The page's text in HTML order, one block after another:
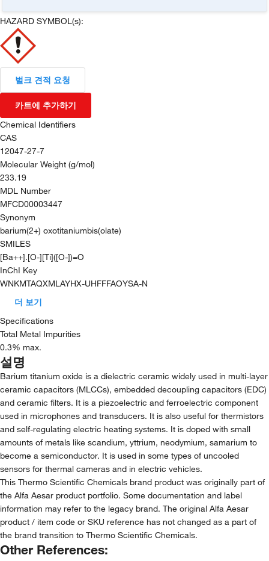
HAZARD SYMBOL(s):
벌크 견적 요청
카트에 추가하기
Chemical Identifiers
CAS
12047-27-7
Molecular Weight (g/mol)
233.19
MDL Number
MFCD00003447
Synonym
barium(2+) oxotitaniumbis(olate)
SMILES
[Ba++].[O-][Ti]([O-])=O
InChI Key
WNKMTAQXMLAYHX-UHFFFAOYSA-N
더 보기
Specifications
Total Metal Impurities
0.3% max.
설명
Barium titanium oxide is a dielectric ceramic widely used in multi-layer
ceramic capacitors (MLCCs), embedded decoupling capacitors (EDC)
and ceramic filters. It is a piezoelectric and ferroelectric component
used in microphones and transducers. It is also useful for thermistors
and self-regulating electric heating systems. It is doped with small
amounts of metals like scandium, yttrium, neodymium, samarium to
become a semiconductor. It is used in some types of uncooled
sensors for thermal cameras and in electric vehicles.
This Thermo Scientific Chemicals brand product was originally part of
the Alfa Aesar product portfolio. Some documentation and label
information may refer to the legacy brand. The original Alfa Aesar
product / item code or SKU reference has not changed as a part of
the brand transition to Thermo Scientific Chemicals.
Other References: